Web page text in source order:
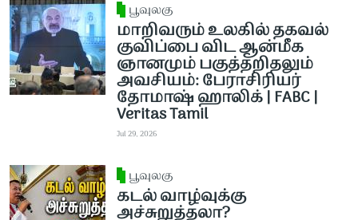
பூவுலகு
மாறிவரும் உலகில் தகவல்
குவிப்பை விட ஆன்மீக
ஞானமும் பகுத்தறிதலும்
அவசியம்: பேராசிரியர்
தோமாஷ் ஹாலிக் | FABC |
Veritas Tamil
Jul 29, 2026
பூவுலகு
கடல் வாழ்வுக்கு
அச்சுறுத்தலா?